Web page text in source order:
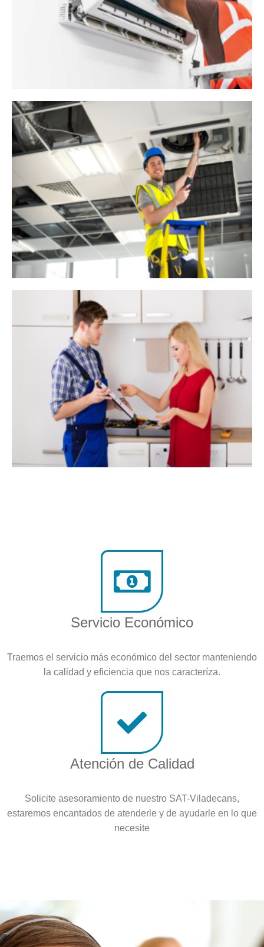
Servicio Económico
Traemos el servicio más económico del sector manteniendo
la calidad y eficiencia que nos caracteríza.
Atención de Calidad
Solicite asesoramiento de nuestro SAT-Viladecans,
estaremos encantados de atenderle y de ayudarle en lo que
necesite